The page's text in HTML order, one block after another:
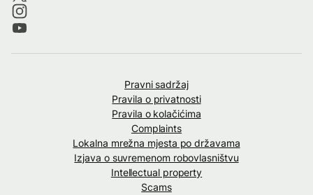
Pravni sadržaj
Pravila o privatnosti
Pravila o kolačićima
Complaints
Lokalna mrežna mjesta po državama
Izjava o suvremenom robovlasništvu
Intellectual property
Scams